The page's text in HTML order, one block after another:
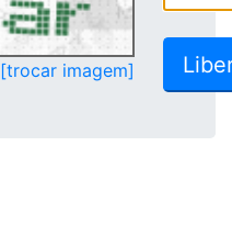
[trocar imagem]